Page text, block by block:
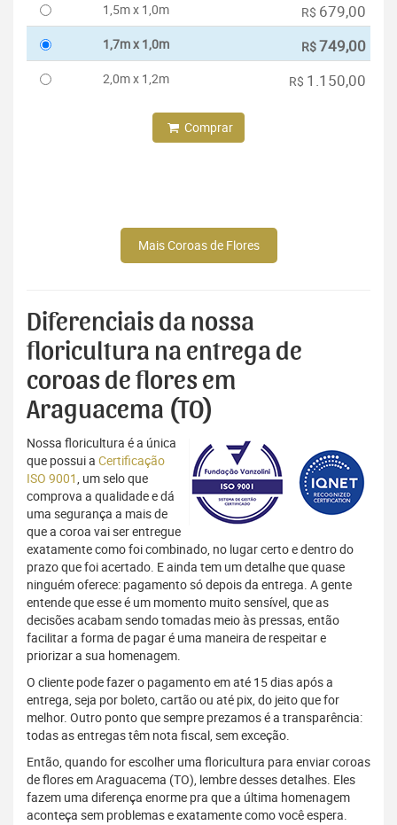
1,5m x 1,0m
R$ 679,00
1,7m x 1,0m R$749,00
2,0m x 1,2m R$ 1.150,00
Comprar
Mais Coroas de Flores
Diferenciais da nossa
floricultura na entrega de
coroas de flores em
Araguacema (TO)
Nossa floricultura é a única
que possui a Certificação
ISO 9001, um selo que
comprova a qualidade e dá
uma segurança a mais de
que a coroa vai ser entregue
exatamente como foi combinado, no lugar certo e dentro do
prazo que foi acertado. E ainda tem um detalhe que quase
ninguém oferece: pagamento só depois da entrega. A gente
entende que esse é um momento muito sensível, que as
decisões acabam sendo tomadas meio às pressas, então
facilitar a forma de pagar é uma maneira de respeitar e
priorizar a sua homenagem.
O cliente pode fazer o pagamento em até 15 dias após a
entrega, seja por boleto, cartão ou até pix, do jeito que for
melhor. Outro ponto que sempre prezamos é a transparência:
todas as entregas têm nota fiscal, sem exceção.
Então, quando for escolher uma floricultura para enviar coroas
de flores em Araguacema (TO), lembre desses detalhes. Eles
fazem uma diferença enorme pra que a última homenagem
aconteça sem problemas e exatamente como você espera.